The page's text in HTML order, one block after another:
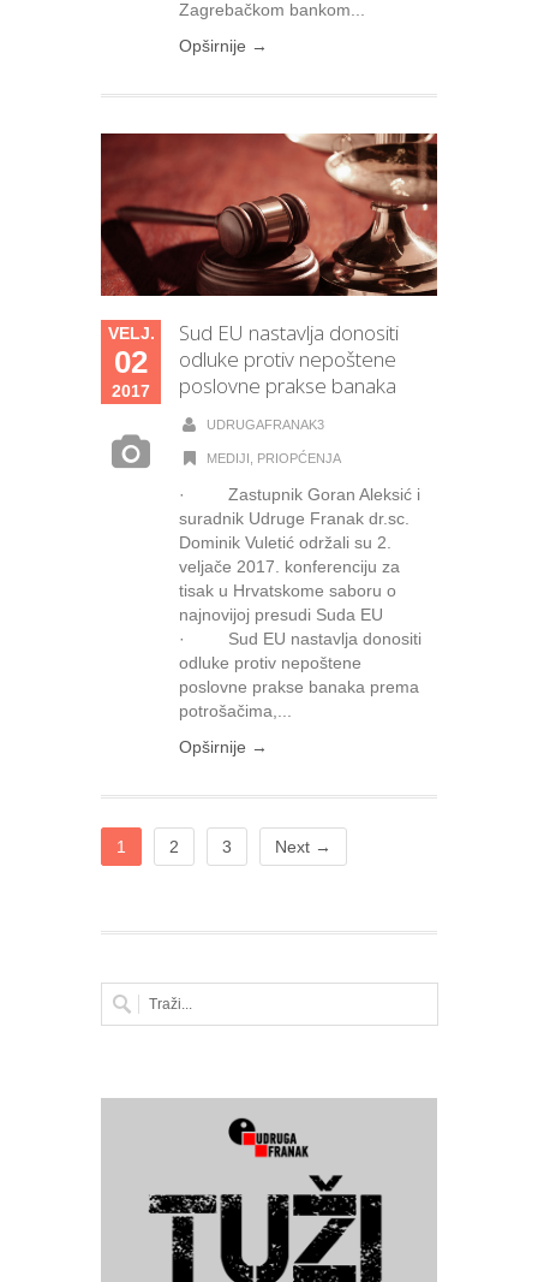
Zagrebačkom bankom...
Opširnije →
VELJ.
02
2017
Sud EU nastavlja donositi
odluke protiv nepoštene
poslovne prakse banaka
UDRUGAFRANAK3
MEDIJI PRIOPĆENJA
· Zastupnik Goran Aleksić i
suradnik Udruge Franak dr.sc.
Dominik Vuletić održali su 2.
veljače 2017. konferenciju za
tisak u Hrvatskome saboru o
najnovijoj presudi Suda EU
· Sud EU nastavlja donositi
odluke protiv nepoštene
poslovne prakse banaka prema
potrošačima,...
Opširnije →
1 2 3 Next →